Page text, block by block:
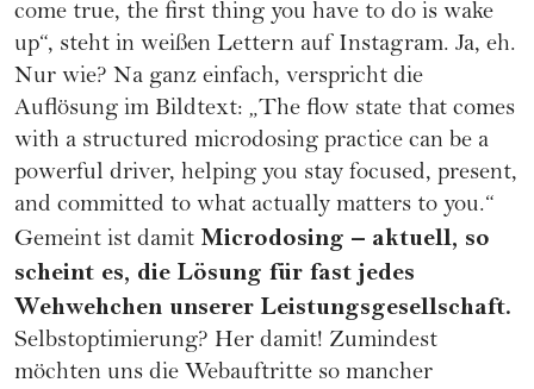
come true, the first thing you have to do is wake
up“, steht in weißen Lettern auf Instagram. Ja, eh.
Nur wie? Na ganz einfach, verspricht die
Auflösung im Bildtext: „The flow state that comes
with a structured microdosing practice can be a
powerful driver, helping you stay focused, present,
and committed to what actually matters to you.“
Gemeint ist damit Microdosing – aktuell, so
scheint es, die Lösung für fast jedes
Wehwehchen unserer Leistungsgesellschaft.
Selbstoptimierung? Her damit! Zumindest
möchten uns die Webauftritte so mancher